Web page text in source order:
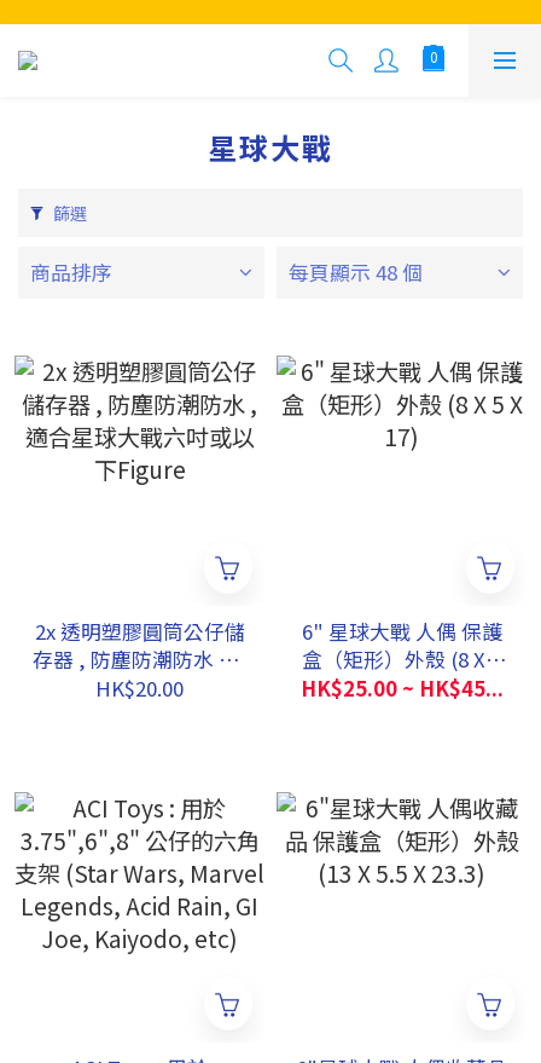
星球大戰
篩選
商品排序 每頁顯示 48 個
2x 透明塑膠圓筒公仔儲
存器 , 防塵防潮防水 ,適
合星球大戰六吋或以下
HK$20.00
6" 星球大戰 人偶 保護
盒（矩形）外殼 (8 X 5
X 17)
HK$25.00 ~ HK$45...